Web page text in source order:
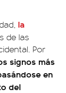
la
de las
Por
signos más
en
del